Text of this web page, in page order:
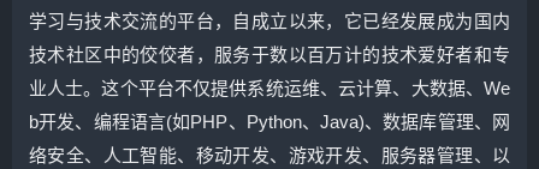
学习与技术交流的平台，自成立以来，它已经发展成为国内
技术社区中的佼佼者，服务于数以百万计的技术爱好者和专
业人士。这个平台不仅提供系统运维、云计算、大数据、We
b开发、编程语言(如PHP、Python、Java)、数据库管理、网
络安全、人工智能、移动开发、游戏开发、服务器管理、以